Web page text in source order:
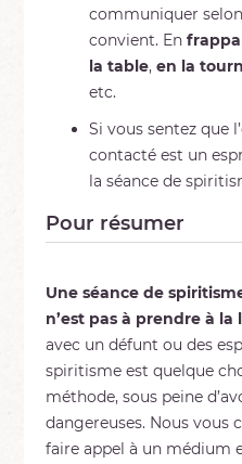
communiquer
convient. En
la table, en la
etc.
Si vous sentez que
contacté est un
la séance de
Pour résumer
Une séance de
n’est pas à prendre à la
avec un défunt ou des
spiritisme est quelque
méthode, sous peine
dangereuses. Nous vous
faire appel à un médium